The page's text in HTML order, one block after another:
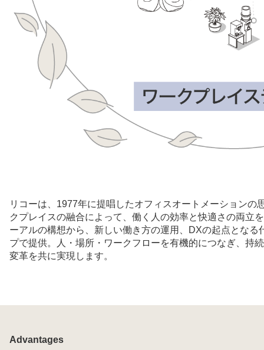
リコーは、1977年に提唱したオフィスオートメーションの
クプレイスの融合によって、働く人の効率と快適さの両立
ーアルの構想から、新しい働き方の運用、DXの起点とな
プで提供。人・場所・ワークフローを有機的につなぎ、持
変革を共に実現します。
Advantages